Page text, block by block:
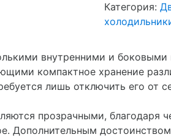
Категория:
внутренними и
компактное хранение
лишь отключить его от
прозрачными, благодаря
Дополнительным